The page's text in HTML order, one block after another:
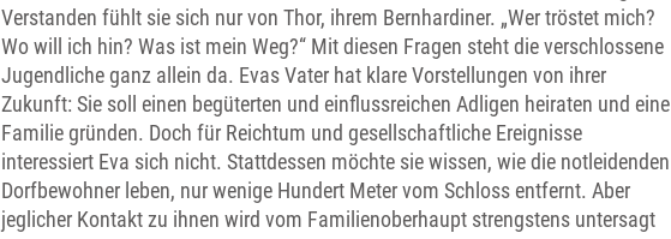
Verstanden fühlt sie sich nur von Thor, ihrem Bernhardiner. „Wer tröstet mich?
Wo will ich hin? Was ist mein Weg?“ Mit diesen Fragen steht die verschlossene
Jugendliche ganz allein da. Evas Vater hat klare Vorstellungen von ihrer
Zukunft: Sie soll einen begüterten und einflussreichen Adligen heiraten und eine
Familie gründen. Doch für Reichtum und gesellschaftliche Ereignisse
interessiert Eva sich nicht. Stattdessen möchte sie wissen, wie die notleidenden
Dorfbewohner leben, nur wenige Hundert Meter vom Schloss entfernt. Aber
jeglicher Kontakt zu ihnen wird vom Familienoberhaupt strengstens untersagt